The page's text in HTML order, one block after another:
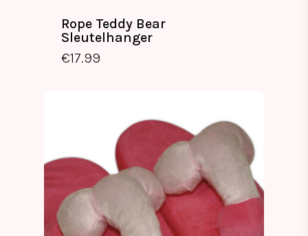
Rope Teddy Bear
Sleutelhanger
€17.99
€17.99